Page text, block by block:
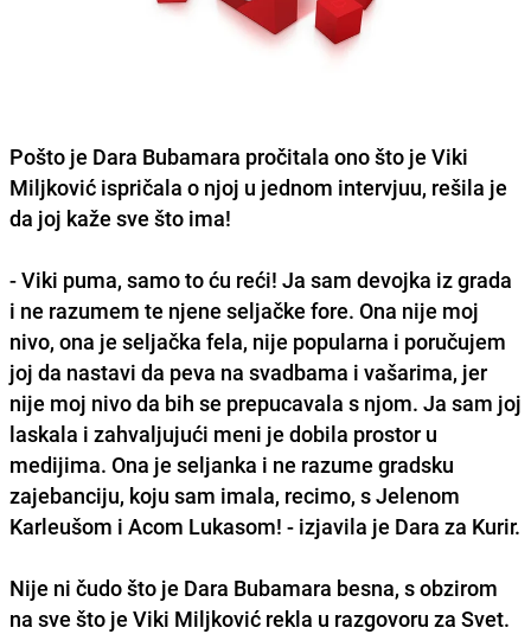
Pošto je Dara Bubamara pročitala ono što je Viki
Miljković ispričala o njoj u jednom intervjuu, rešila je
da joj kaže sve što ima!
- Viki puma, samo to ću reći! Ja sam devojka iz grada
i ne razumem te njene seljačke fore. Ona nije moj
nivo, ona je seljačka fela, nije popularna i poručujem
joj da nastavi da peva na svadbama i vašarima, jer
nije moj nivo da bih se prepucavala s njom. Ja sam joj
laskala i zahvaljujući meni je dobila prostor u
medijima. Ona je seljanka i ne razume gradsku
zajebanciju, koju sam imala, recimo, s Jelenom
Karleušom i Acom Lukasom! - izjavila je Dara za Kurir.
Nije ni čudo što je Dara Bubamara besna, s obzirom
na sve što je Viki Miljković rekla u razgovoru za Svet.